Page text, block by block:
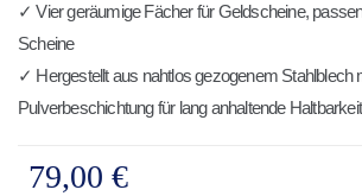
✓ Vier geräumige Fächer für Geldscheine,
Scheine
✓ Hergestellt aus nahtlos gezogenem Stahlblech
Pulverbeschichtung für lang anhaltende
79,00 €